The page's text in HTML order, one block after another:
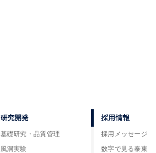
研究開発
基礎研究・品質管理
風洞実験
採用情報
採用メッセージ
数字で見る泰東